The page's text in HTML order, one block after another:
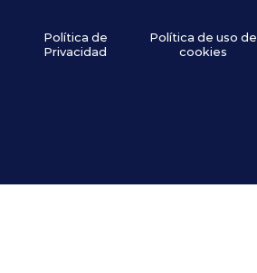
Política de
Privacidad
Política de uso de
cookies